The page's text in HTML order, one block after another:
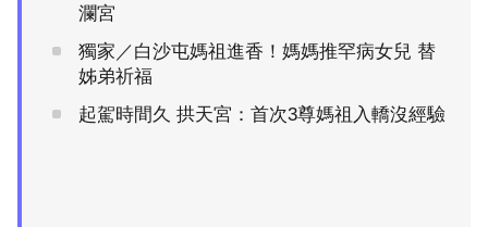
瀾宮
獨家／白沙屯媽祖進香！媽媽推罕病女兒 替
姊弟祈福
起駕時間久 拱天宮：首次3尊媽祖入轎沒經驗